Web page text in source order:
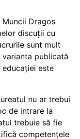
Dragos
discuții cu
sunt mult
publicată
educației este
nu ar trebui
de intrare la
trebuie să fie
competențele